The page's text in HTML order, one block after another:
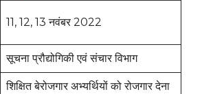
11, 12, 13 नवंबर 2022
सूचना प्रौद्योगिकी एवं संचार विभाग
शिक्षित बेरोजगार अभ्यर्थियों को रोजगार देना